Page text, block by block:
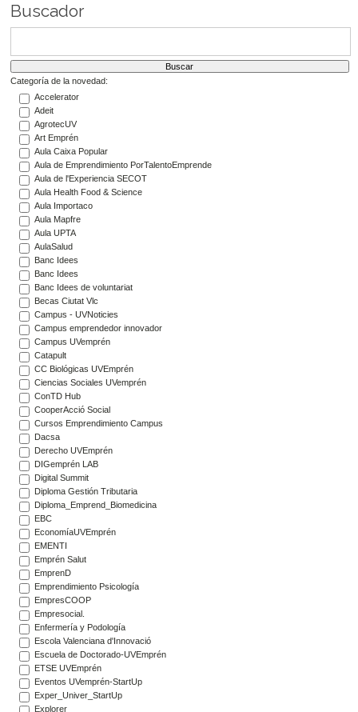
Buscador
Categoría de la novedad:
Accelerator
Adeit
AgrotecUV
Art Emprén
Aula Caixa Popular
Aula de Emprendimiento PorTalentoEmprende
Aula de l'Experiencia SECOT
Aula Health Food & Science
Aula Importaco
Aula Mapfre
Aula UPTA
AulaSalud
Banc Idees
Banc Idees
Banc Idees de voluntariat
Becas Ciutat Vlc
Campus - UVNoticies
Campus emprendedor innovador
Campus UVemprén
Catapult
CC Biológicas UVEmprén
Ciencias Sociales UVemprén
ConTD Hub
CooperAcció Social
Cursos Emprendimiento Campus
Dacsa
Derecho UVEmprén
DIGemprén LAB
Digital Summit
Diploma Gestión Tributaria
Diploma_Emprend_Biomedicina
EBC
EconomíaUVEmprén
EMENTI
Emprén Salut
EmprenD
Emprendimiento Psicología
EmpresCOOP
Empresocial.
Enfermería y Podología
Escola Valenciana d'Innovació
Escuela de Doctorado-UVEmprén
ETSE UVEmprén
Eventos UVemprén-StartUp
Exper_Univer_StartUp
Explorer